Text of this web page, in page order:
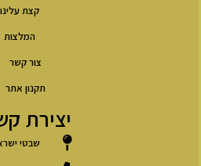
קצת עלינו
המלצות
צור קשר
תקנון אתר
יצירת
שבטי